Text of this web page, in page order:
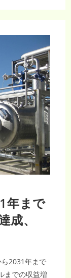
年まで
、
2031年まで
までの収益増